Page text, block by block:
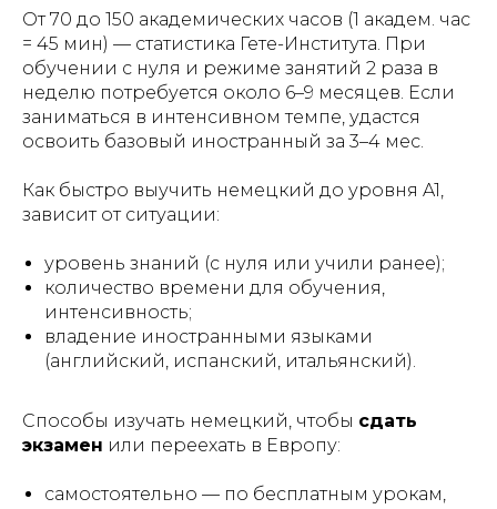
От 70 до 150 академических часов (1 академ. час
= 45 мин) — статистика Гете-Института. При
обучении с нуля и режиме занятий 2 раза в
неделю потребуется около 6–9 месяцев. Если
заниматься в интенсивном темпе, удастся
освоить базовый иностранный за 3–4 мес.
Как быстро выучить немецкий до уровня A1,
зависит от ситуации:
уровень знаний (с нуля или учили ранее);
количество времени для обучения,
интенсивность;
владение иностранными языками
(английский, испанский, итальянский).
Способы изучать немецкий, чтобы сдать
экзамен или переехать в Европу:
самостоятельно — по бесплатным урокам,